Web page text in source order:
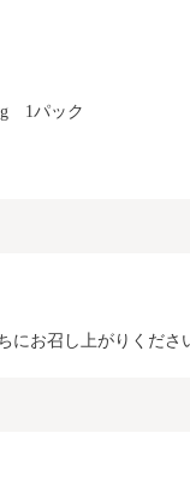
　1パック
お召し上がりくださ